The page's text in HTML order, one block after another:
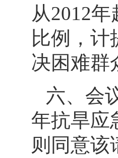
从2012年
比例，
决困难群
六、会
年抗旱应
则同意该